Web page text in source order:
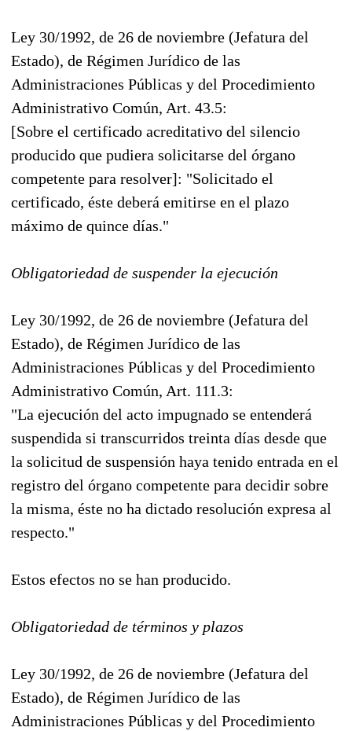
Ley 30/1992, de 26 de noviembre (Jefatura del
Estado), de Régimen Jurídico de las
Administraciones Públicas y del Procedimiento
Administrativo Común, Art. 43.5:
[Sobre el certificado acreditativo del silencio
producido que pudiera solicitarse del órgano
competente para resolver]: "Solicitado el
certificado, éste deberá emitirse en el plazo
máximo de quince días."
Obligatoriedad de suspender la ejecución
Ley 30/1992, de 26 de noviembre (Jefatura del
Estado), de Régimen Jurídico de las
Administraciones Públicas y del Procedimiento
Administrativo Común, Art. 111.3:
"La ejecución del acto impugnado se entenderá
suspendida si transcurridos treinta días desde que
la solicitud de suspensión haya tenido entrada en el
registro del órgano competente para decidir sobre
la misma, éste no ha dictado resolución expresa al
respecto."
Estos efectos no se han producido.
Obligatoriedad de términos y plazos
Ley 30/1992, de 26 de noviembre (Jefatura del
Estado), de Régimen Jurídico de las
Administraciones Públicas y del Procedimiento